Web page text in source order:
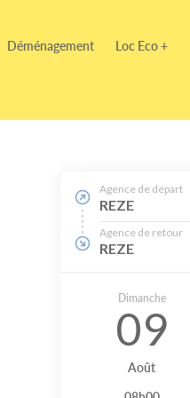
Déménagement Loc Eco +
Agence de départ
REZE
Agence de retour
REZE
Dimanche
09
Août